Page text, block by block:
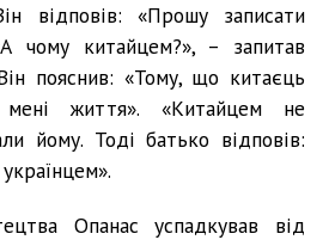
відповів: «Прошу записати
чому китайцем?», – запитав
пояснив: «Тому, що китаєць
мені життя». «Китайцем не
йому. Тоді батько відповів:
Опанас успадкував від